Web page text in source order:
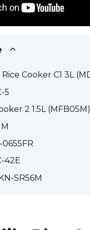
Cooker C1 3L
5
2 1.5L (MFB05M)
42E
SR56M